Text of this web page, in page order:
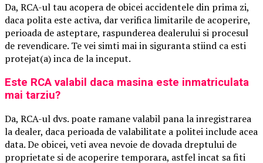
Da, RCA-ul tau acopera de obicei accidentele din prima zi,
daca polita este activa, dar verifica limitarile de acoperire,
perioada de asteptare, raspunderea dealerului si procesul
de revendicare. Te vei simti mai in siguranta stiind ca esti
protejat(a) inca de la inceput.
Este RCA valabil daca masina este inmatriculata
mai tarziu?
Da, RCA-ul dvs. poate ramane valabil pana la inregistrarea
la dealer, daca perioada de valabilitate a politei include acea
data. De obicei, veti avea nevoie de dovada dreptului de
proprietate si de acoperire temporara, astfel incat sa fiti